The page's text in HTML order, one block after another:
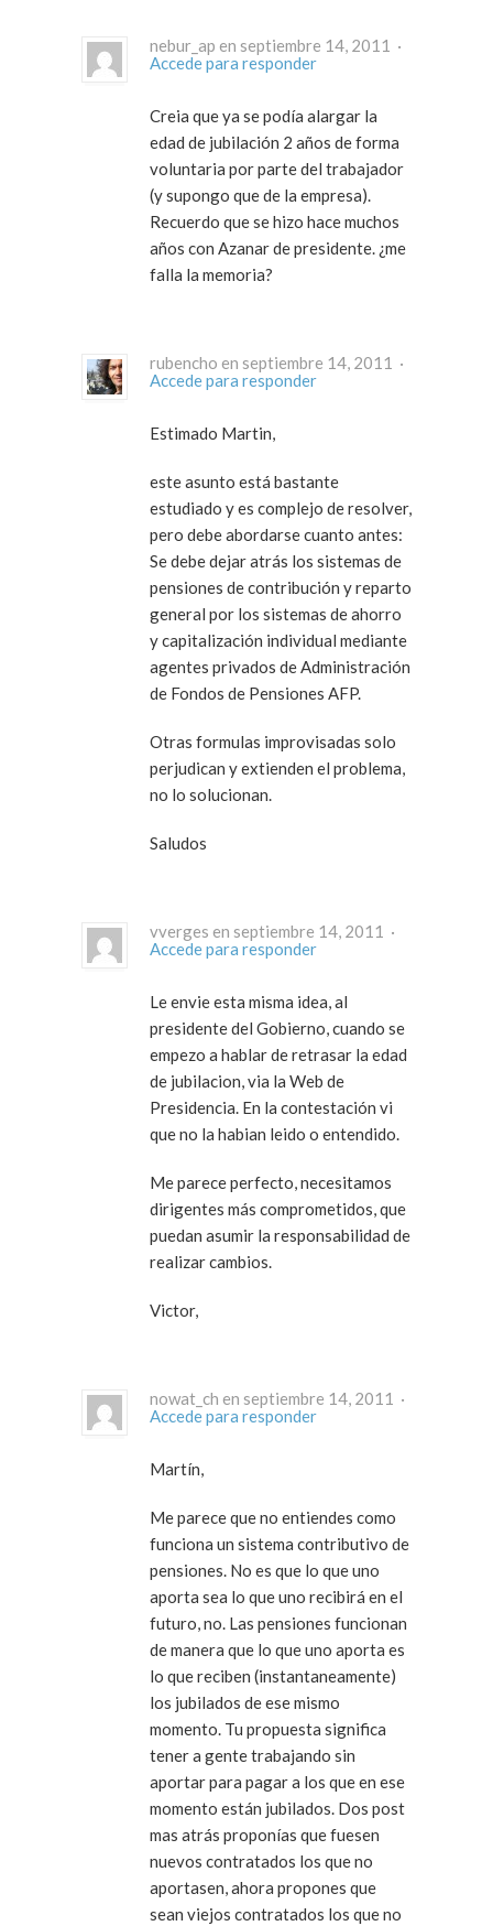
nebur_ap en septiembre 14, 2011 ·
Accede para responder
Creia que ya se podía alargar la
edad de jubilación 2 años de forma
voluntaria por parte del trabajador
(y supongo que de la empresa).
Recuerdo que se hizo hace muchos
años con Azanar de presidente. ¿me
falla la memoria?
rubencho en septiembre 14, 2011 ·
Accede para responder
Estimado Martin,
este asunto está bastante
estudiado y es complejo de resolver,
pero debe abordarse cuanto antes:
Se debe dejar atrás los sistemas de
pensiones de contribución y reparto
general por los sistemas de ahorro
y capitalización individual mediante
agentes privados de Administración
de Fondos de Pensiones AFP.
Otras formulas improvisadas solo
perjudican y extienden el problema,
no lo solucionan.
Saludos
vverges en septiembre 14, 2011 ·
Accede para responder
Le envie esta misma idea, al
presidente del Gobierno, cuando se
empezo a hablar de retrasar la edad
de jubilacion, via la Web de
Presidencia. En la contestación vi
que no la habian leido o entendido.
Me parece perfecto, necesitamos
dirigentes más comprometidos, que
puedan asumir la responsabilidad de
realizar cambios.
Victor,
nowat_ch en septiembre 14, 2011 ·
Accede para responder
Martín,
Me parece que no entiendes como
funciona un sistema contributivo de
pensiones. No es que lo que uno
aporta sea lo que uno recibirá en el
futuro, no. Las pensiones funcionan
de manera que lo que uno aporta es
lo que reciben (instantaneamente)
los jubilados de ese mismo
momento. Tu propuesta significa
tener a gente trabajando sin
aportar para pagar a los que en ese
momento están jubilados. Dos post
mas atrás proponías que fuesen
nuevos contratados los que no
aportasen, ahora propones que
sean viejos contratados los que no